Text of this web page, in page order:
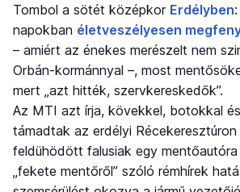
Tombol a sötét középkor Erdélyben
napokban életveszélyesen
– amiért az énekes merészelt nem
Orbán-kormánnyal –, most
mert „azt hitték, szervkereskedők”.
Az MTI azt írja, kövekkel, botokkal
támadtak az erdélyi Récekeresztúron
feldühödött falusiak egy
„fekete mentőről” szóló rémhírek